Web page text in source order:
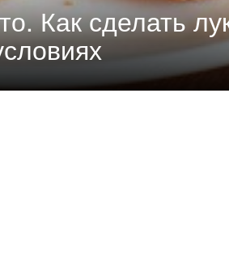
Как сделать